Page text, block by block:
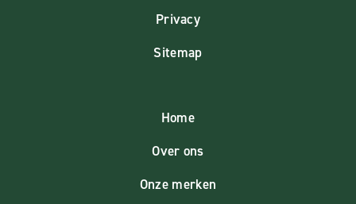
Privacy
Sitemap
Home
Over ons
Onze merken